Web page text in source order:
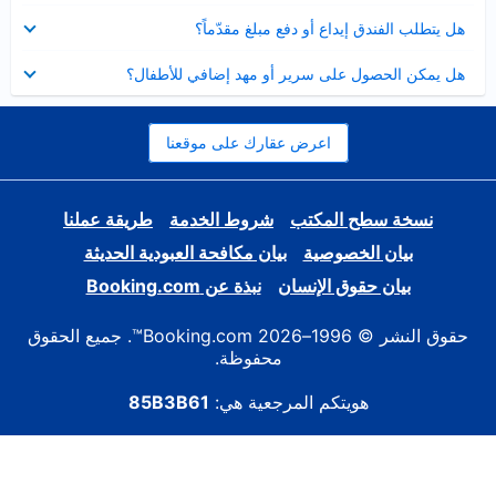
هل يتطلب الفندق إيداع أو دفع مبلغ مقدّماً؟
مصغر
هل يمكن الحصول على سرير أو مهد إضافي للأطفال؟
مصغر
اعرض عقارك على موقعنا
نسخة سطح المكتب شروط الخدمة
طريقة عملنا
بيان الخصوصية
بيان مكافحة العبودية الحديثة
بيان حقوق الإنسان
نبذة عن Booking.com
حقوق النشر © 1996–2026 Booking.com™. جميع الحقوق
محفوظة.
هويتكم المرجعية هي: 85B3B61